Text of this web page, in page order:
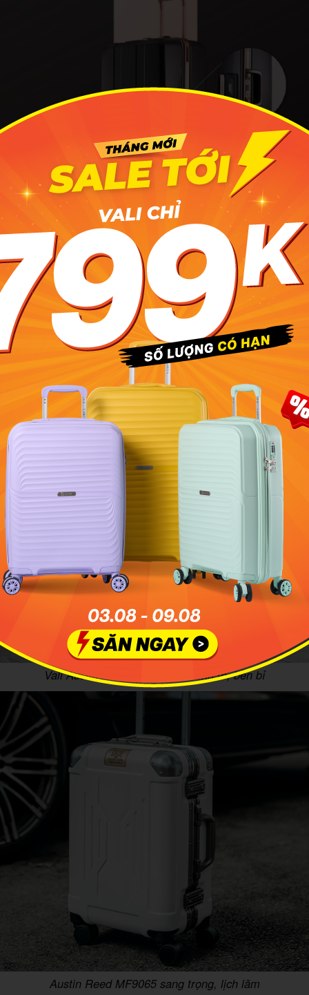
Legend Walker LW6703N_64 khoá khung kết hợp khoá số
Reed
phong cách retro đến từ Hoàng Gia Anh, đơn giản,
chất liệu bền bỉ siêu nhẹ, kết hợp khoá khung hiện đại
Hoa Kỳ luôn là lựa chọn hàng đầu của những doanh nhân.
Vali Austin Reed MF9033_24 tinh tế, bền bỉ
Austin Reed MF9065 sang trọng, lịch lãm